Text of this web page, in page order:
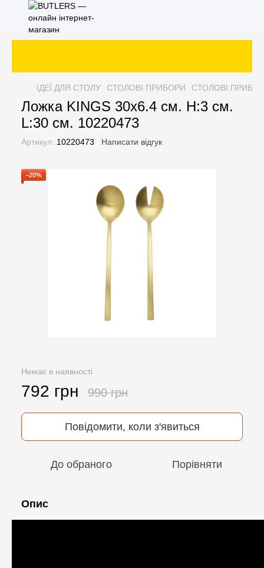
ІДЕЇ ДЛЯ СТОЛУ СТОЛОВІ ПРИБОРИ СТОЛОВІ
Ложка KINGS 30x6.4 см. H:3 см.
L:30 см. 10220473
Артикул: 10220473 Написати відгук
−20%
Немає в наявності
792 грн 990 грн
Повідомити, коли з'явиться
До обраного Порівняти
Опис